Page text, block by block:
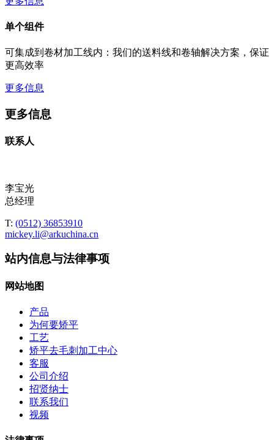
单个组件
可集成到卷材加工线内：我们的送料线和卷轴解决方案，保证
更高效率
更多信息
更多信息
联系人
李宝光
总经理
T: (0512) 36853910
mickey.li@arkuchina.cn
站内信息与法律事项
网站地图
产品
为何要矫平
工艺
矫平去毛刺加工中心
客服
公司介绍
招贤纳士
联系我们
视频